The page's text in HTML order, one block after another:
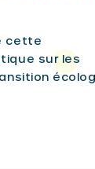
cette
sur les